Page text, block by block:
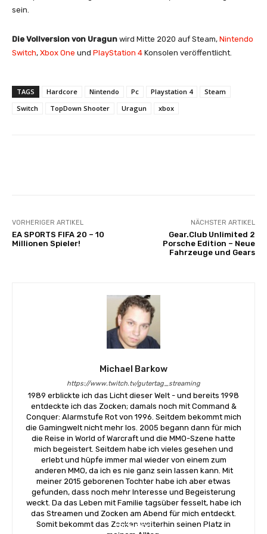
sein.
Die Vollversion von Uragun wird Mitte 2020 auf Steam, Nintendo
Switch, Xbox One und PlayStation 4 Konsolen veröffentlicht.
TAGS Hardcore Nintendo Pc Playstation 4
Steam
Switch
TopDown Shooter Uragun xbox
VORHERIGER ARTIKEL
EA SPORTS FIFA 20 – 10
Millionen Spieler!
NÄCHSTER ARTIKEL
Gear.Club Unlimited 2
Porsche Edition – Neue
Fahrzeuge und Gears
Michael Barkow
https://www.twitch.tv/gutertag_streaming
1989 erblickte ich das Licht dieser Welt - und bereits 1998
entdeckte ich das Zocken; damals noch mit Command &
Conquer: Alarmstufe Rot von 1996. Seitdem bekommt mich
die Gamingwelt nicht mehr los. 2005 begann dann für mich
die Reise in World of Warcraft und die MMO-Szene hatte
mich begeistert. Seitdem habe ich vieles gesehen und
erlebt und hüpfe immer mal wieder von einem zum
anderen MMO, da ich es nie ganz sein lassen kann. Mit
meiner 2015 geborenen Tochter habe ich aber etwas
gefunden, dass noch mehr Interesse und Begeisterung
weckt. Da das Leben mit Familie tagsüber fesselt, habe ich
das Streamen und Zocken am Abend für mich entdeckt.
Somit bekommt das Zocken weiterhin seinen Platz in
TECH&CO